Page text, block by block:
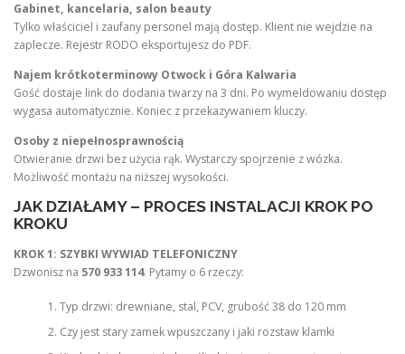
Gabinet, kancelaria, salon beauty
Tylko właściciel i zaufany personel mają dostęp. Klient nie wejdzie na
zaplecze. Rejestr RODO eksportujesz do PDF.
Najem krótkoterminowy Otwock i Góra Kalwaria
Gość dostaje link do dodania twarzy na 3 dni. Po wymeldowaniu dostęp
wygasa automatycznie. Koniec z przekazywaniem kluczy.
Osoby z niepełnosprawnością
Otwieranie drzwi bez użycia rąk. Wystarczy spojrzenie z wózka.
Możliwość montażu na niższej wysokości.
JAK DZIAŁAMY – PROCES INSTALACJI KROK PO
KROKU
KROK 1: SZYBKI WYWIAD TELEFONICZNY
Dzwonisz na 570 933 114. Pytamy o 6 rzeczy:
Typ drzwi: drewniane, stal, PCV, grubość 38 do 120 mm
Czy jest stary zamek wpuszczany i jaki rozstaw klamki